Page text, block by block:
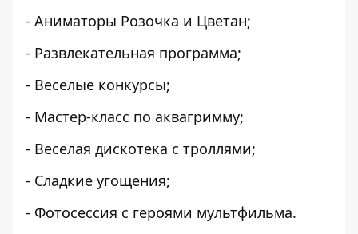
- Аниматоры Розочка и Цветан;
- Развлекательная программа;
- Веселые конкурсы;
- Мастер-класс по аквагримму;
- Веселая дискотека с троллями;
- Сладкие угощения;
- Фотосессия с героями мультфильма.